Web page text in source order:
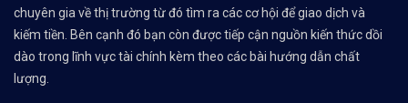
chuyên gia về thị trường từ đó tìm ra các cơ hội để giao dịch và
kiếm tiền. Bên cạnh đó bạn còn được tiếp cận nguồn kiến thức dồi
dào trong lĩnh vực tài chính kèm theo các bài hướng dẫn chất
lượng.